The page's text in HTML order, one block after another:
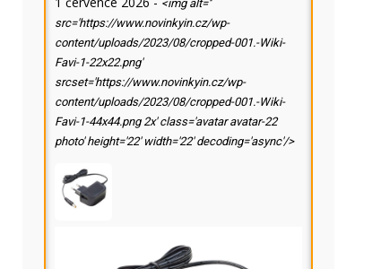
<img alt=''
src='https://www.novinkyin.cz/wp-
content/uploads/2023/08/cropped-001.-Wiki-
Favi-1-22x22.png'
srcset='https://www.novinkyin.cz/wp-
content/uploads/2023/08/cropped-001.-Wiki-
Favi-1-44x44.png 2x' class='avatar avatar-22
photo' height='22' width='22' decoding='async'/>